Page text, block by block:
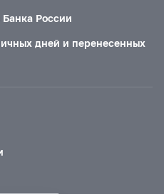
России
дней и перенесенных